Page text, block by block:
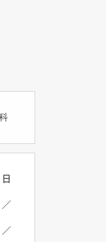
日
／
／